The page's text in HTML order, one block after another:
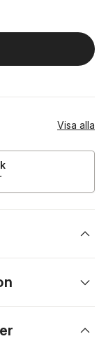
Visa alla